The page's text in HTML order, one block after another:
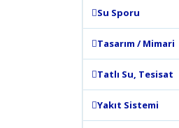
Su Sporu
Tasarım / Mimari
Tatlı Su, Tesisat
Yakıt Sistemi